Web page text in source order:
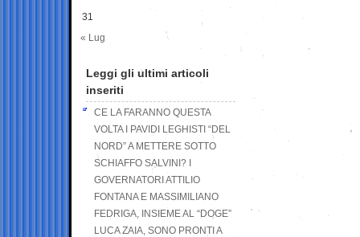
31
« Lug
Leggi gli ultimi articoli
inseriti
CE LA FARANNO QUESTA
VOLTA I PAVIDI LEGHISTI “DEL
NORD” A METTERE SOTTO
SCHIAFFO SALVINI? I
GOVERNATORI ATTILIO
FONTANA E MASSIMILIANO
FEDRIGA, INSIEME AL “DOGE”
LUCA ZAIA, SONO PRONTI A